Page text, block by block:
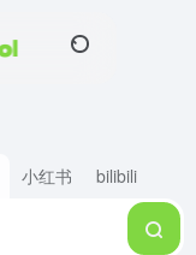
小红书 bilibili